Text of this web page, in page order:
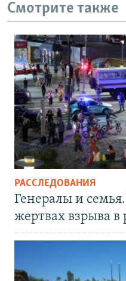
Смотрите также
РАССЛЕДОВАНИЯ
Генералы и
жертвах взрыва в